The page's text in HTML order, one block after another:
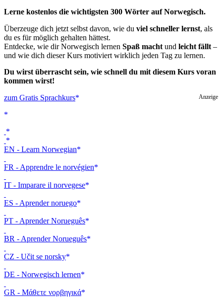
Lerne kostenlos die wichtigsten 300 Wörter auf Norwegisch.
Überzeuge dich jetzt selbst davon, wie du viel schneller lernst, als
du es für möglich gehalten hättest.
Entdecke, wie dir Norwegisch lernen Spaß macht und leicht fällt –
und wie dich dieser Kurs motiviert wirklich jeden Tag zu lernen.
Du wirst überrascht sein, wie schnell du mit diesem Kurs voran
kommen wirst!
Anzeige
zum Gratis Sprachkurs
EN - Learn Norwegian
FR - Apprendre le norvégien
IT - Imparare il norvegese
ES - Aprender noruego
PT - Aprender Norueguês
BR - Aprender Norueguês
CZ - Učit se norsky
DE - Norwegisch lernen
GR - Μάθετε νορβηγικά